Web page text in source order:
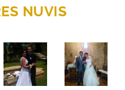
NUVIS